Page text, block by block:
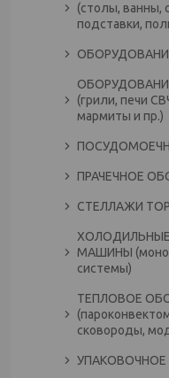
(столы, ванны,
подставки,
(грили, печи
мармиты и пр.)
ПРАЧЕЧНОЕ
СТЕЛЛАЖИ
МАШИНЫ
системы)
ТЕПЛОВОЕ
сковороды,